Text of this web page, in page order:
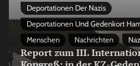
Deportationen Der Nazis
Deportationen Und Gedenkort
Menschen
Nachrichten
Report zum III.